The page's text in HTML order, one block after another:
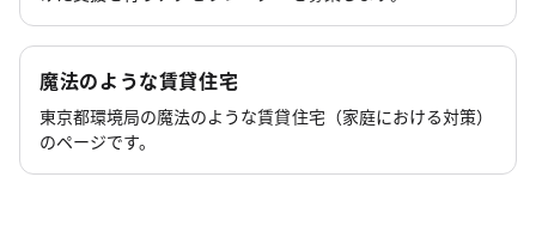
魔法のような賃貸住宅
東京都環境局の魔法のような賃貸住宅（家庭における対策）
のページです。